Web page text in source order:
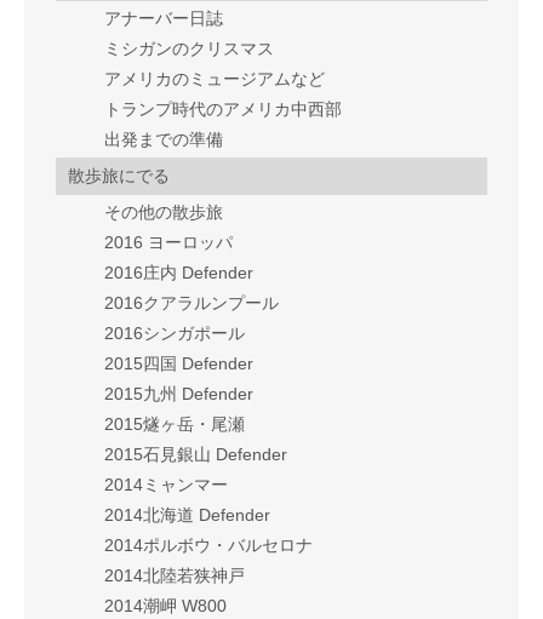
アナーバー日誌
ミシガンのクリスマス
アメリカのミュージアムなど
トランプ時代のアメリカ中西部
出発までの準備
散歩旅にでる
その他の散歩旅
2016 ヨーロッパ
2016庄内 Defender
2016クアラルンプール
2016シンガポール
2015四国 Defender
2015九州 Defender
2015燧ヶ岳・尾瀬
2015石見銀山 Defender
2014ミャンマー
2014北海道 Defender
2014ポルボウ・バルセロナ
2014北陸若狭神戸
2014潮岬 W800